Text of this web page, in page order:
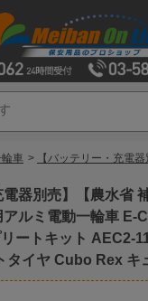
車 > 【バッテリー・充電
電器別売】【農水省
ルミ電動一輪車 E-
リートキット AEC2-
タイヤ Cubo Rex キ